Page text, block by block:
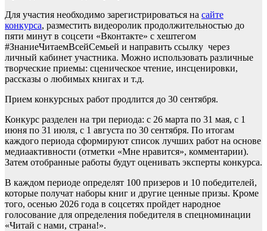
Для участия необходимо зарегистрироваться на сайте
конкурса, разместить видеоролик продолжительностью до
пяти минут в соцсети «Вконтакте» с хештегом
#ЗнаниеЧитаемВсейСемьей и направить ссылку через
личный кабинет участника. Можно использовать различные
творческие приемы: сценическое чтение, инсценировки,
рассказы о любимых книгах и т.д.
Прием конкурсных работ продлится до 30 сентября.
Конкурс разделен на три периода: с 26 марта по 31 мая, с 1
июня по 31 июля, с 1 августа по 30 сентября. По итогам
каждого периода сформируют список лучших работ на основе
медиаактивности (отметки «Мне нравится», комментарии).
Затем отобранные работы будут оценивать эксперты конкурса.
В каждом периоде определят 100 призеров и 10 победителей,
которые получат наборы книг и другие ценные призы. Кроме
того, осенью 2026 года в соцсетях пройдет народное
голосование для определения победителя в спецноминации
«Читай с нами, страна!».